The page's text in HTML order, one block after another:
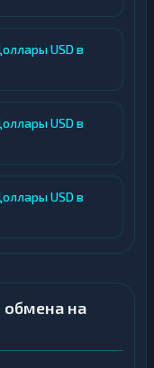
USD в
USD в
USD в
обмена на